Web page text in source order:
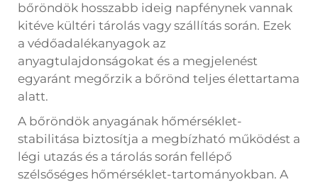
bőröndök hosszabb ideig napfénynek vannak
kitéve kültéri tárolás vagy szállítás során. Ezek
a védőadalékanyagok az
anyagtulajdonságokat és a megjelenést
egyaránt megőrzik a bőrönd teljes élettartama
alatt.
A bőröndök anyagának hőmérséklet-
stabilitása biztosítja a megbízható működést a
légi utazás és a tárolás során fellépő
szélsőséges hőmérséklet-tartományokban. A